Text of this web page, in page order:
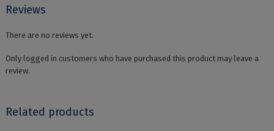
Reviews
There are no reviews yet.
Only logged in customers who have purchased this product may leave a
review.
Related products